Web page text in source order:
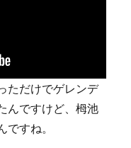
ただけでゲレンデ
んですけど、栂池
すね。